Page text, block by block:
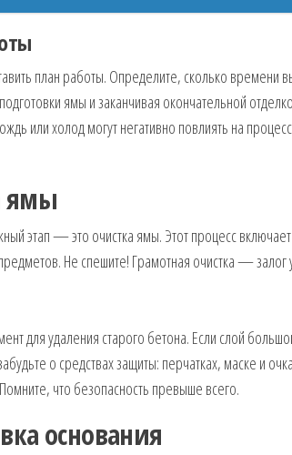
план работы. Определите, сколько времени
ямы и заканчивая окончательной
или холод могут негативно повлиять на
ямы
этап — это очистка ямы. Этот процесс включает
Не спешите! Грамотная очистка — залог
для удаления старого бетона. Если слой
о средствах защиты: перчатках, маске и
что безопасность превыше всего.
основания